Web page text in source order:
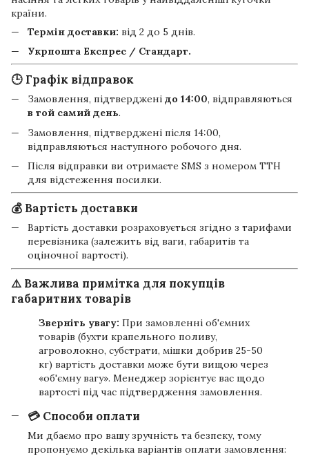
країни.
Термін доставки: від 2 до 5 днів.
Укрпошта Експрес / Стандарт.
🕒 Графік відправок
Замовлення, підтверджені до 14:00, відправляються
в той самий день.
Замовлення, підтверджені після 14:00,
відправляються наступного робочого дня.
Після відправки ви отримаєте SMS з номером ТТН
для відстеження посилки.
💰 Вартість доставки
Вартість доставки розраховується згідно з тарифами
перевізника (залежить від ваги, габаритів та
оціночної вартості).
⚠️ Важлива примітка для покупців
габаритних товарів
Зверніть увагу: При замовленні об'ємних
товарів (бухти крапельного поливу,
агроволокно, субстрати, мішки добрив 25-50
кг) вартість доставки може бути вищою через
«об'ємну вагу». Менеджер зорієнтує вас щодо
вартості під час підтвердження замовлення.
💳 Способи оплати
Ми дбаємо про вашу зручність та безпеку, тому
пропонуємо декілька варіантів оплати замовлення: